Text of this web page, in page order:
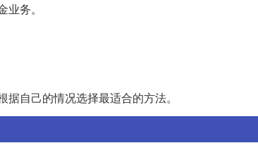
务。
自己的情况选择最适合的方法。